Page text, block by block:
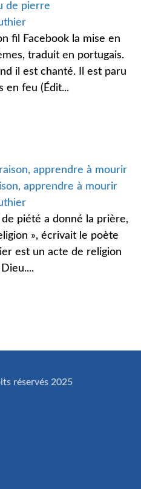
de pierre
fil Facebook la mise en
traduit en portugais.
il est chanté. Il est paru
en feu (Édit...
apprendre à mourir
piété a donné la prière,
», écrivait le poète
est un acte de religion
réservés 2025